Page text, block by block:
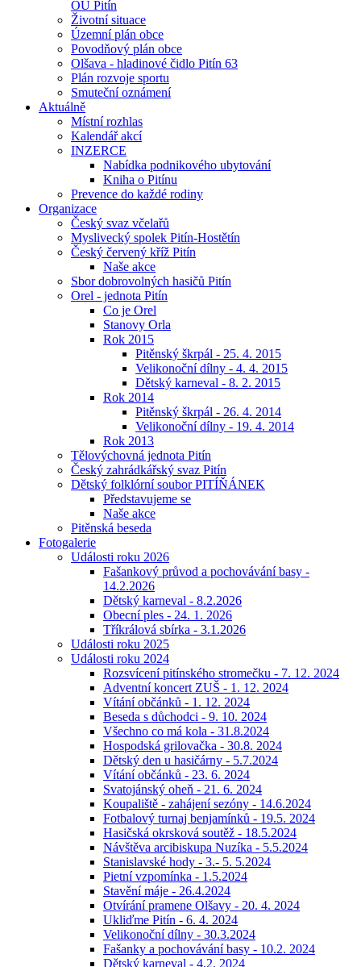
OÚ Pitín
Životní situace
Územní plán obce
Povodňový plán obce
Olšava - hladinové čidlo Pitín 63
Plán rozvoje sportu
Smuteční oznámení
Aktuálně
Místní rozhlas
Kalendář akcí
INZERCE
Nabídka podnikového ubytování
Kniha o Pitínu
Prevence do každé rodiny
Organizace
Český svaz včelařů
Myslivecký spolek Pitín-Hostětín
Český červený kříž Pitín
Naše akce
Sbor dobrovolných hasičů Pitín
Orel - jednota Pitín
Co je Orel
Stanovy Orla
Rok 2015
Pitěnský škrpál - 25. 4. 2015
Velikonoční dílny - 4. 4. 2015
Dětský karneval - 8. 2. 2015
Rok 2014
Pitěnský škrpál - 26. 4. 2014
Velikonoční dílny - 19. 4. 2014
Rok 2013
Tělovýchovná jednota Pitín
Český zahrádkářský svaz Pitín
Dětský folklórní soubor PITÍŇÁNEK
Představujeme se
Naše akce
Pitěnská beseda
Fotogalerie
Události roku 2026
Fašankový průvod a pochovávání basy -
14.2.2026
Dětský karneval - 8.2.2026
Obecní ples - 24. 1. 2026
Tříkrálová sbírka - 3.1.2026
Události roku 2025
Události roku 2024
Rozsvícení pitínského stromečku - 7. 12. 2024
Adventní koncert ZUŠ - 1. 12. 2024
Vítání občánků - 1. 12. 2024
Beseda s důchodci - 9. 10. 2024
Všechno co má kola - 31.8.2024
Hospodská grilovačka - 30.8. 2024
Dětský den u hasičárny - 5.7.2024
Vítání občánků - 23. 6. 2024
Svatojánský oheň - 21. 6. 2024
Koupaliště - zahájení sezóny - 14.6.2024
Fotbalový turnaj benjamínků - 19.5. 2024
Hasičská okrsková soutěž - 18.5.2024
Návštěva arcibiskupa Nuzíka - 5.5.2024
Stanislavské hody - 3.- 5. 5.2024
Pietní vzpomínka - 1.5.2024
Stavění máje - 26.4.2024
Otvírání pramene Olšavy - 20. 4. 2024
Ukliďme Pitín - 6. 4. 2024
Velikonoční dílny - 30.3.2024
Fašanky a pochovávání basy - 10.2. 2024
Dětský karneval - 4.2. 2024